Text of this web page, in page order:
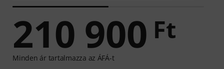
210 900 Ft
Minden ár tartalmazza az ÁFÁ-t